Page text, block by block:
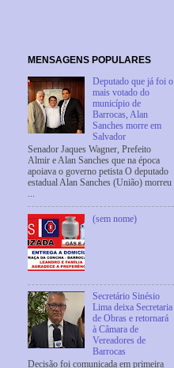
MENSAGENS POPULARES
Deputado que já foi o
mais votado do
município de
Barrocas, Alan
Sanches morre em
Salvador
Senador Jaques Wagner, Prefeito
Almir e Alan Sanches que na época
apoiava o governo petista O deputado
estadual Alan Sanches (União) morreu
...
(sem nome)
Secretário Sinésio
Lima deixa Secretaria
de Obras e retornará
à Câmara de
Vereadores de
Barrocas
Decisão foi comunicada em primeira